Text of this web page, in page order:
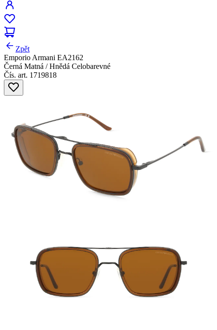
Zpět
Emporio Armani EA2162
Černá Matná / Hnědá Celobarevné
Čís. art. 1719818